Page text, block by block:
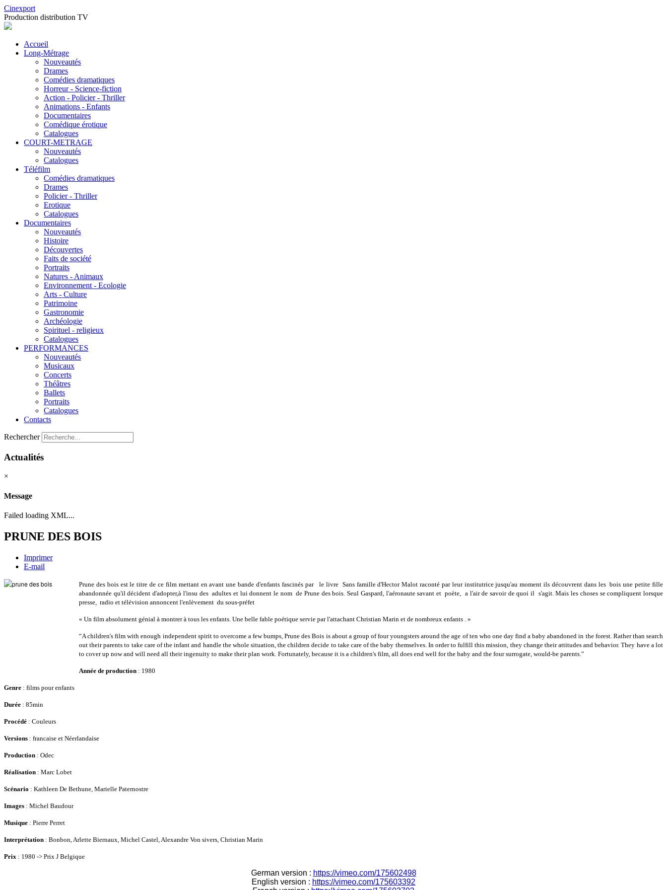
Cinexport
Production distribution TV
Accueil
Long-Métrage
Nouveautés
Drames
Comédies dramatiques
Horreur - Science-fiction
Action - Policier - Thriller
Animations - Enfants
Documentaires
Comédique érotique
Catalogues
COURT-METRAGE
Nouveautés
Catalogues
Téléfilm
Comédies dramatiques
Drames
Policier - Thriller
Erotique
Catalogues
Documentaires
Nouveautés
Histoire
Découvertes
Faits de société
Portraits
Natures - Animaux
Environnement - Ecologie
Arts - Culture
Patrimoine
Gastronomie
Archéologie
Spirituel - religieux
Catalogues
PERFORMANCES
Nouveautés
Musicaux
Concerts
Théâtres
Ballets
Portraits
Catalogues
Contacts
Rechercher
Actualités
×
Message
Failed loading XML...
PRUNE DES BOIS
Imprimer
E-mail
Prune des bois est le titre de ce film mettant en avant une bande d'enfants fascinés par le livre Sans famille d'Hector Malot raconté par leur institutrice jusqu'au moment ils découvrent dans les bois une petite fille
abandonnée qu'il décident d'adopter,à l'insu des adultes et lui donnent le nom de Prune des bois. Seul Gaspard, l'aéronaute savant et poète, a l'air de savoir de quoi il s'agit. Mais les choses se compliquent lorsque
presse, radio et télévision annoncent l'enlèvement du sous-préfet
« Un film absolument génial à montrer à tous les enfants. Une belle fable poétique servie par l'attachant Christian Marin et de nombreux enfants . »
“A children's film with enough independent spirit to overcome a few bumps, Prune des Bois is about a group of four youngsters around the age of ten who one day find a baby abandoned in the forest. Rather than search
out their parents to take care of the infant and handle the whole situation, the children decide to take care of the baby themselves. In order to fulfill this mission, they change their attitudes and behavior. They have a lot
to cover up now and will need all their ingenuity to make their plan work. Fortunately, because it is a children's film, all does end well for the baby and the four surrogate, would-be parents.”
Année de production : 1980
Genre : films pour enfants
Durée : 85min
Procédé : Couleurs
Versions : francaise et Néerlandaise
Production : Odec
Réalisation : Marc Lobet
Scénario : Kathleen De Bethune, Marielle Paternostre
Images : Michel Baudour
Musique : Pierre Perret
Interprétation : Bonbon, Arlette Biernaux, Michel Castel, Alexandre Von sivers, Christian Marin
Prix : 1980 -> Prix J Belgique
German version : https://vimeo.com/175602498
English version : https://vimeo.com/175603392